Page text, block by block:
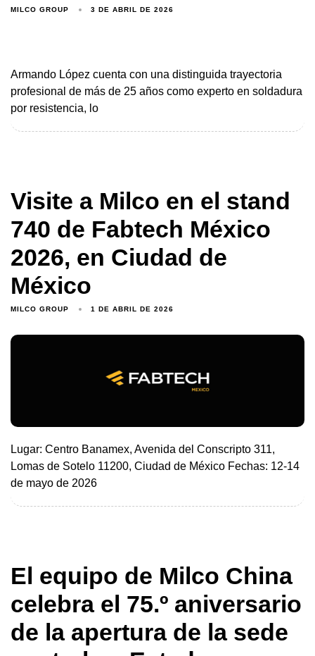
MILCO GROUP 3 DE ABRIL DE 2026
Armando López cuenta con una distinguida trayectoria
profesional de más de 25 años como experto en soldadura
por resistencia, lo
Visite a Milco en el stand
740 de Fabtech México
2026, en Ciudad de
México
MILCO GROUP 1 DE ABRIL DE 2026
Lugar: Centro Banamex, Avenida del Conscripto 311,
Lomas de Sotelo 11200, Ciudad de México Fechas: 12-14
de mayo de 2026
El equipo de Milco China
celebra el 75.º aniversario
de la apertura de la sede